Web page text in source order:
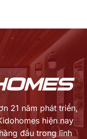
21 năm phát triển,
hiện nay
đầu trong lĩnh